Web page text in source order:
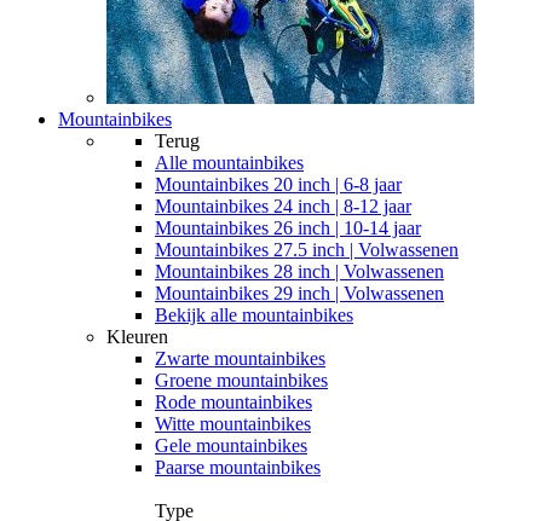
Mountainbikes
Terug
Alle mountainbikes
Mountainbikes 20 inch | 6-8 jaar
Mountainbikes 24 inch | 8-12 jaar
Mountainbikes 26 inch | 10-14 jaar
Mountainbikes 27.5 inch | Volwassenen
Mountainbikes 28 inch | Volwassenen
Mountainbikes 29 inch | Volwassenen
Bekijk alle mountainbikes
Kleuren
Zwarte mountainbikes
Groene mountainbikes
Rode mountainbikes
Witte mountainbikes
Gele mountainbikes
Paarse mountainbikes
Type